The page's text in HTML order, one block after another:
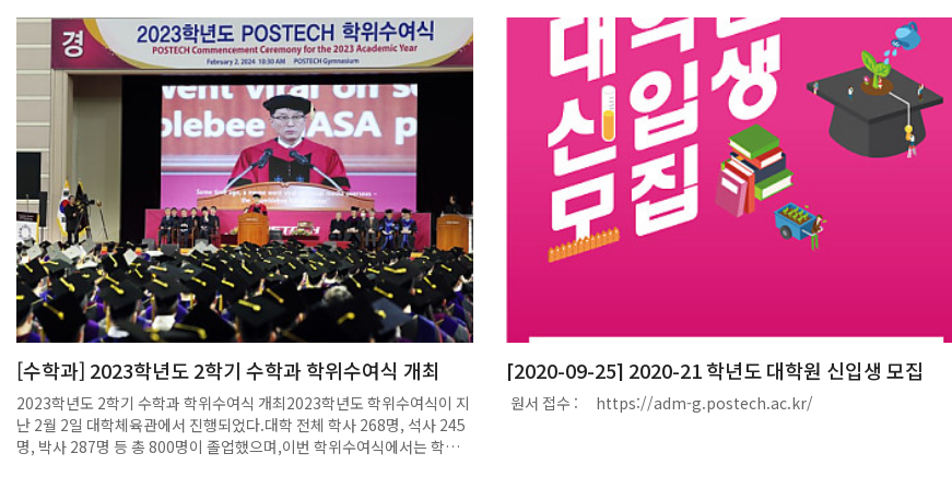
고재원 기자]
종성 환경공학부·수학과 교수와 가이얀 파티라나 연구팀이 대기 중 이산
화탄소가 감소하더라도 극한 엘니뇨의 빈도와 강도가 증가할 것이라는 시
뮬레이션 결과를 발표했다고 26일 밝혔다.학계에서는 이번 연구가 지금
까지의 기후변화 대응 정책을 보완해야 할 필요가 있음을 보여주는 결과라
고 평가하고 있다.<국종성 포스텍 교수>연구팀은 지구 시스템 모델을 이
용한 이산화탄소의 농도 증감 시뮬레이션을 통해 이산화탄소 감축 상황에
서도 극한 엘니뇨 발생빈도가 증가할 것이라는 예측 결과를 얻었다. 이러
한 예측은 탄소 중립 등의 탄소 저감 정책에도 불구하고, 이미 고농도로 축
적된 대기 중의 이산화탄소 농도로 인해 극한 엘니뇨의 발생이 불가피하다
는 것을 의미한다.연구팀은 또 시뮬레이션을 통해 극한 엘니뇨의 영향권
에 있는 지역은 기후가 바뀌는 ‘기후 상태 전환(climate regime
shift)’을 겪을 수 있다는 것도 확인했다. 남아메리카와 호주 북서부, 남아
시아 지역에서는 평균 강우량이 감소해 사막화가 발생할 수 있으며, 동아
시아와 열대 아프리카, 열대 북부와 남부 아메리카 지역은 반대로 강수량
이 증가할 수 있다. 실제로 강수량 증가가 두드러졌던 북미와 남미 서부 지
역, 열대 아프리카 지역에서는 홍수가 더 자주 발생할 수 있다는 결과가 나
왔다.우리나라를 포함한 동아시아는 겨울철 극한 엘니뇨 발생이 잦아지면
시 이상기후를 일으키는 것을 넘어 장기적으로 여러 지역의 기후 상태까지
바꿀 수 있음을 최초로 제시한 것이다.국종성 교수는 “탄소 중립 등 이상
기후를 막기 위한 정책을 설계할 때 지구 평균기온과 강수량 등의 지표만
최고 석학들이 참여해 21세기 수학을 이끌어갈 핵심 난제에 관한 토론과
강연을 펼칠 예정이다.특히 27일 미국 명문 캘리포니아 버클리대학 신석
우 교수와 공동으로 운영되는 프로그램에는 2018년 필즈메달 수상자 벤
카테시 교수, 워릭대학 김민형 석좌교수 등 6명의 수학계 최고 연사들이
함께 자리한다.최영주 포스텍수학연구소(PMI) 소장은 "이번 한림국제심
포지엄은 국내 수학의 저변을 넓히는 발판이 될 것"이라며 "세계 석학과
의 연구 교류를 활성화하고, 차세대 연구그룹이 세계적인 수준으로 발전
하는 계기가 되길 기대한다"고 했다.한민구 한국과학기술한림원 원장은
"이번 심포지엄이 21세기 수학 핵심 난제 해결의 실마리를 찾는 자리가 됐
으면 한다"고 했다.심포지엄은 유튜브
(https://youtu.be/Wr4oKg2nkeo)로 생중계된다.[매일신문]발췌
[수학과] 2023학년도 2학기 수학과 학위수여식 개최
2023학년도 2학기 수학과 학위수여식 개최2023학년도 학위수여식이 지
난 2월 2일 대학체육관에서 진행되었다.대학 전체 학사 268명, 석사 245
명, 박사 287명 등 총 800명이 졸업했으며,이번 학위수여식에서는 학사
[2020-09-25] 2020-21 학년도 대학원 신입생 모집
원서 접수 : https://adm-g.postech.ac.kr/